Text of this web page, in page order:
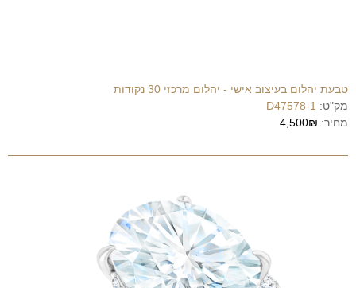
טבעת יהלום בעיצוב אישי - יהלום מרכזי 30 נקודות
מק"ט: D47578-1
מחיר: 4,500₪